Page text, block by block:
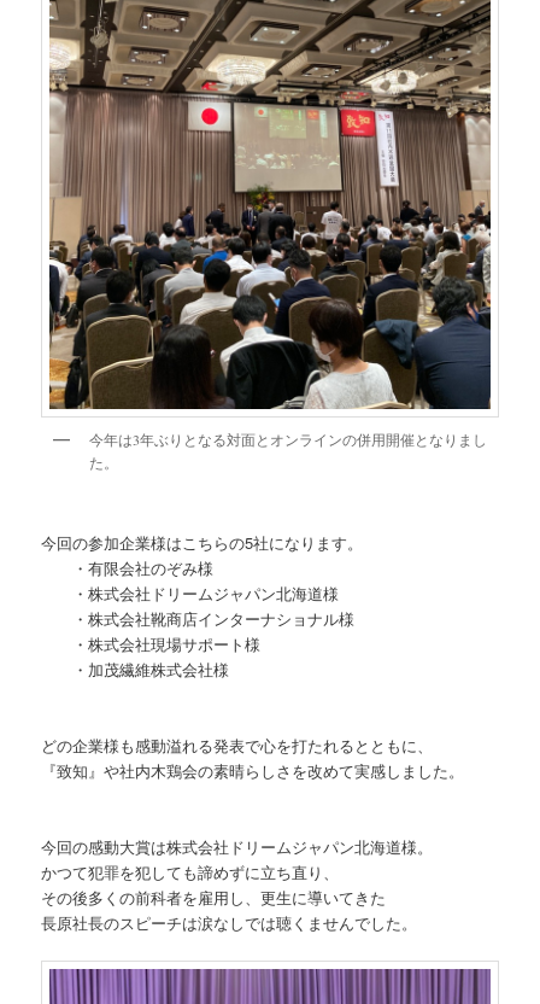
今年は3年ぶりとなる対面とオンラインの併用開催となりまし
た。
今回の参加企業様はこちらの5社になります。
・有限会社のぞみ様
・株式会社ドリームジャパン北海道様
・株式会社靴商店インターナショナル様
・株式会社現場サポート様
・加茂繊維株式会社様
どの企業様も感動溢れる発表で心を打たれるとともに、
『致知』や社内木鶏会の素晴らしさを改めて実感しました。
今回の感動大賞は株式会社ドリームジャパン北海道様。
かつて犯罪を犯しても諦めずに立ち直り、
その後多くの前科者を雇用し、更生に導いてきた
長原社長のスピーチは涙なしでは聴くませんでした。